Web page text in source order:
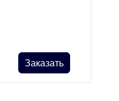
Заказать